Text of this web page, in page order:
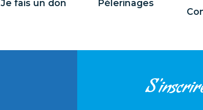
Je fais un don Pélerinages